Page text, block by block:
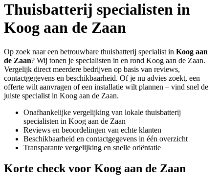
Thuisbatterij specialisten in
Koog aan de Zaan
Op zoek naar een betrouwbare thuisbatterij specialist in Koog aan
de Zaan? Wij tonen je specialisten in en rond Koog aan de Zaan.
Vergelijk direct meerdere bedrijven op basis van reviews,
contactgegevens en beschikbaarheid. Of je nu advies zoekt, een
offerte wilt aanvragen of een installatie wilt plannen – vind snel de
juiste specialist in Koog aan de Zaan.
Onafhankelijke vergelijking van lokale thuisbatterij
specialisten in Koog aan de Zaan
Reviews en beoordelingen van echte klanten
Beschikbaarheid en contactgegevens in één overzicht
Transparante vergelijking en snelle oriëntatie
Korte check voor Koog aan de Zaan